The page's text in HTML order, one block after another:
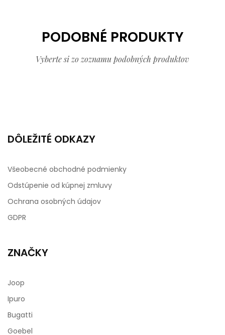
PODOBNÉ PRODUKTY
Vyberte si zo zoznamu podobných produktov
DÔLEŽITÉ ODKAZY
Všeobecné obchodné podmienky
Odstúpenie od kúpnej zmluvy
Ochrana osobných údajov
GDPR
ZNAČKY
Joop
Ipuro
Bugatti
Goebel